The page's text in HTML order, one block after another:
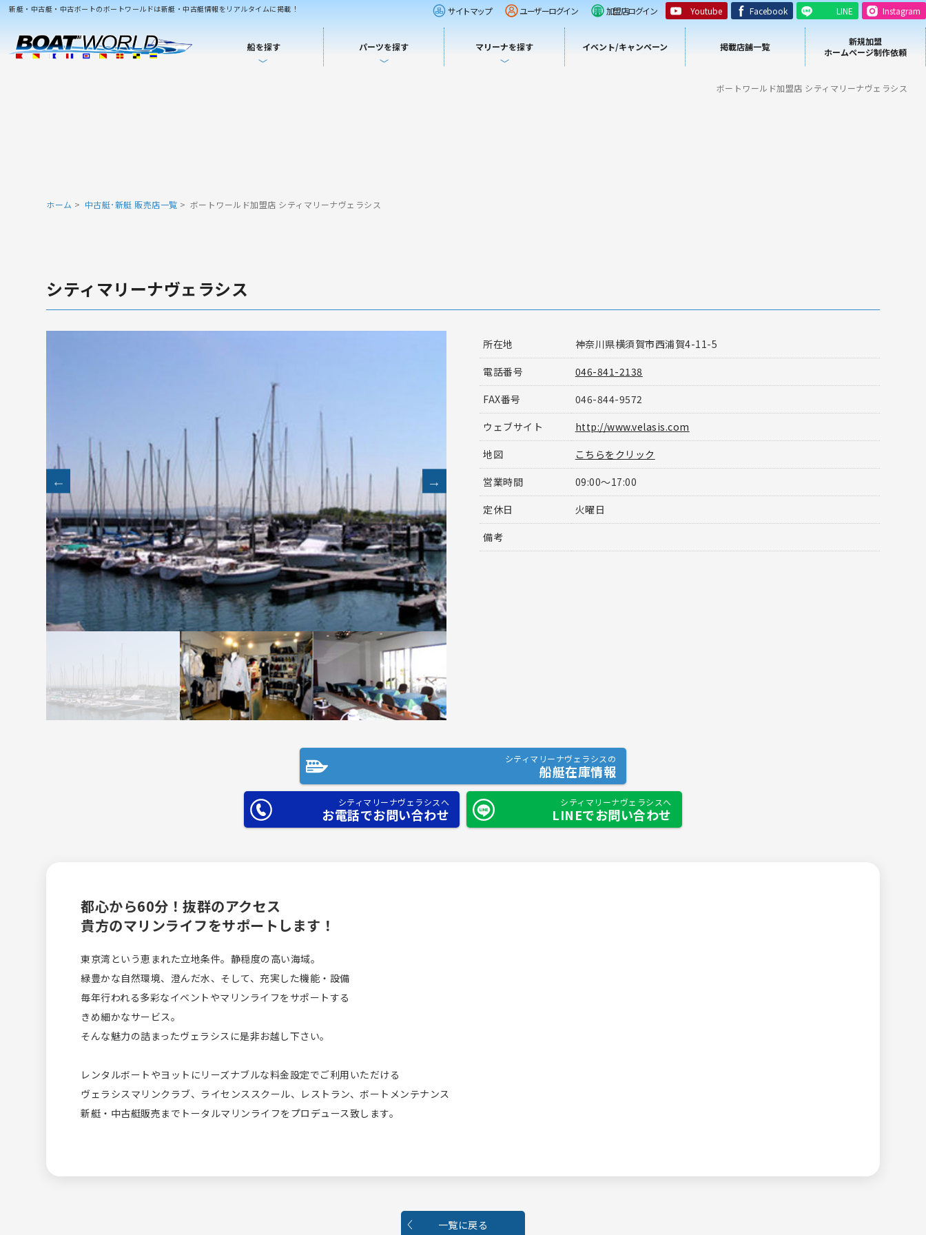
新艇・中古艇・中古ボートのボートワールドは新艇・中古艇情報をリアルタイムに掲載！ サイトマップ ユーザーログイン 加盟店ログイン Youtube Facebook LINE Instagram
船を探す パーツを探す マリーナを探す イベント/キャンペーン 掲載店舗一覧
新規加盟
ホームページ制作依頼
ボートワールド加盟店 シティマリーナヴェラシス
ホーム 中古艇･新艇 販売店一覧 ボートワールド加盟店 シティマリーナヴェラシス
シティマリーナヴェラシス
所在地
神奈川県横須賀市西浦賀4-11-5
電話番号
046-841-2138
FAX番号
046-844-9572
ウェブサイト
http://www.velasis.com
地図
こちらをクリック
営業時間
09:00〜17:00
定休日
火曜日
備考
シティマリーナヴェラシスの
船艇在庫情報
シティマリーナヴェラシスへ
お電話でお問い合わせ
シティマリーナヴェラシスへ
LINEでお問い合わせ
都心から60分！抜群のアクセス
貴方のマリンライフをサポートします！
東京湾という恵まれた立地条件。静穏度の高い海域。
緑豊かな自然環境、澄んだ水、そして、充実した機能・設備
毎年行われる多彩なイベントやマリンライフをサポートする
きめ細かなサービス。
そんな魅力の詰まったヴェラシスに是非お越し下さい。
レンタルボートやヨットにリーズナブルな料金設定でご利用いただける
ヴェラシスマリンクラブ、ライセンススクール、レストラン、ボートメンテナンス
新艇・中古艇販売までトータルマリンライフをプロデュース致します。
一覧に戻る